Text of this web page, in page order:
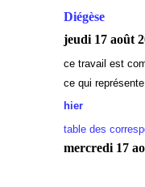
Diégèse
jeudi 17 août
ce travail est
ce qui
hier
table des
mercredi 17